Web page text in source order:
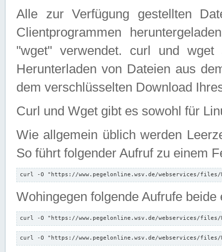
Alle zur Verfügung gestellten
Clientprogrammen
"wget" verwendet. curl und wget
Herunterladen von Dateien aus
dem verschlüsselten Download
Curl und Wget gibt es sowohl für
Wie allgemein üblich werden
So führt folgender Aufruf zu einem
curl -O "https://www.pegelonline.wsv.de/webservices/files/
Wohingegen folgende Aufrufe beide
curl -O "https://www.pegelonline.wsv.de/webservices/files/
curl -O "https://www.pegelonline.wsv.de/webservices/files/